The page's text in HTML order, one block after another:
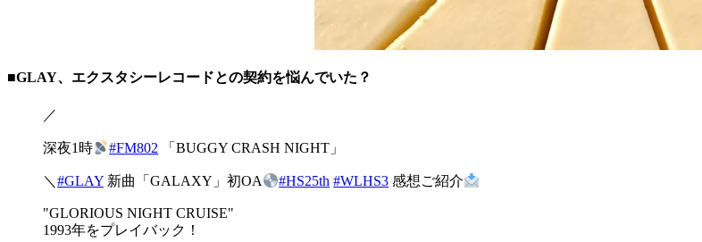
■GLAY、エクスタシーレコードとの契約を悩んでいた？
／
深夜1時 #FM802 「BUGGY CRASH NIGHT」
＼ #GLAY 新曲「GALAXY」初OA #HS25th #WLHS3 感想ご紹介
"GLORIOUS NIGHT CRUISE"
1993年をプレイバック！